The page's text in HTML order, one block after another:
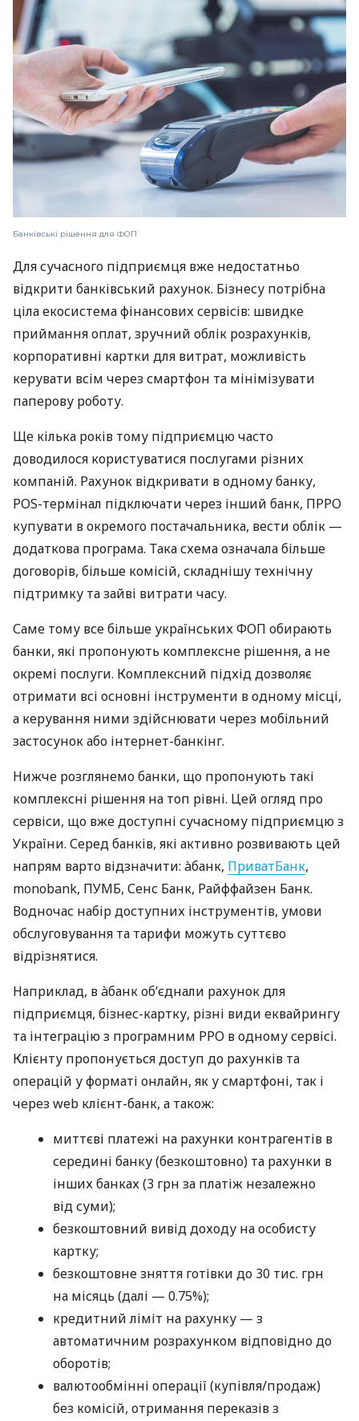
Банківські рішення для ФОП
Для сучасного підприємця вже недостатньо
відкрити банківський рахунок. Бізнесу потрібна
ціла екосистема фінансових сервісів: швидке
приймання оплат, зручний облік розрахунків,
корпоративні картки для витрат, можливість
керувати всім через смартфон та мінімізувати
паперову роботу.
Ще кілька років тому підприємцю часто
доводилося користуватися послугами різних
компаній. Рахунок відкривати в одному банку,
POS-термінал підключати через інший банк, ПРРО
купувати в окремого постачальника, вести облік —
додаткова програма. Така схема означала більше
договорів, більше комісій, складнішу технічну
підтримку та зайві витрати часу.
Саме тому все більше українських ФОП обирають
банки, які пропонують комплексне рішення, а не
окремі послуги. Комплексний підхід дозволяє
отримати всі основні інструменти в одному місці,
а керування ними здійснювати через мобільний
застосунок або інтернет-банкінг.
Нижче розглянемо банки, що пропонують такі
комплексні рішення на топ рівні. Цей огляд про
сервіси, що вже доступні сучасному підприємцю з
України. Серед банків, які активно розвивають цей
напрям варто відзначити: àбанк, ПриватБанк,
monobank, ПУМБ, Сенс Банк, Райффайзен Банк.
Водночас набір доступних інструментів, умови
обслуговування та тарифи можуть суттєво
відрізнятися.
Наприклад, в àбанк об’єднали рахунок для
підприємця, бізнес-картку, різні види еквайрингу
та інтеграцію з програмним РРО в одному сервісі.
Клієнту пропонується доступ до рахунків та
операцій у форматі онлайн, як у смартфоні, так і
через web клієнт-банк, а також:
миттєві платежі на рахунки контрагентів в
середині банку (безкоштовно) та рахунки в
інших банках (3 грн за платіж незалежно
від суми);
безкоштовний вивід доходу на особисту
картку;
безкоштовне зняття готівки до 30 тис. грн
на місяць (далі — 0.75%);
кредитний ліміт на рахунку — з
автоматичним розрахунком відповідно до
оборотів;
валютообмінні операції (купівля/продаж)
без комісій, отримання переказів з